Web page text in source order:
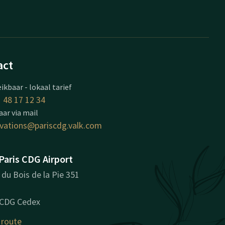
- lokaal tarief
48 17 12 34
via mail
CDG Airport
Bois de la Pie 351
Cedex